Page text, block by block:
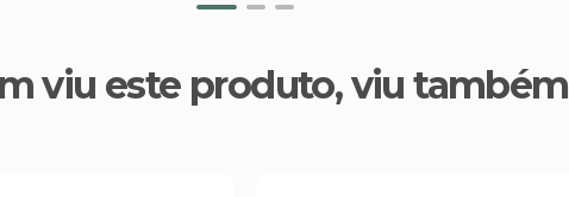
viu este produto, viu também